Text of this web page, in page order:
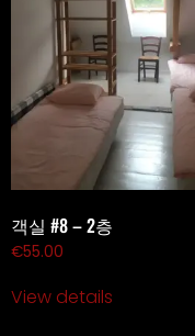
객실 #8 – 2층
€55.00
View details